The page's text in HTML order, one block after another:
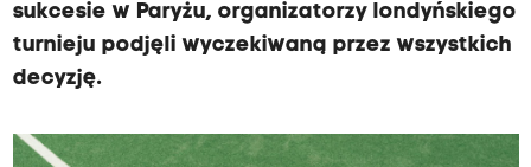
sukcesie w Paryżu, organizatorzy londyńskiego
turnieju podjęli wyczekiwaną przez wszystkich
decyzję.